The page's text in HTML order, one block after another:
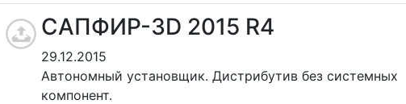
САПФИР-3D 2015 R4
29.12.2015
Автономный установщик. Дистрибутив без системных
компонент.